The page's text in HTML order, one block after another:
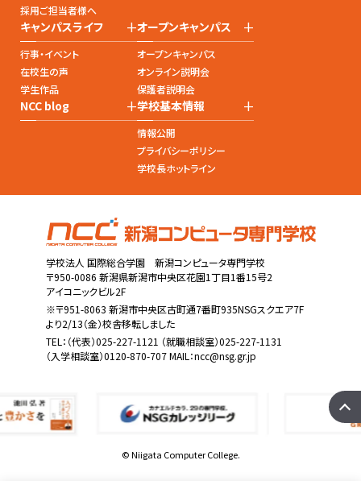
採用ご担当者様へ
キャンパスライフ +
行事・イベント
在校生の声
学生作品
オープンキャンパス +
オープンキャンパス
オンライン説明会
保護者説明会
NCC blog +学校基本情報 +
情報公開
プライバシーポリシー
学校長ホットライン
学校法人 国際総合学園 新潟コンピュータ専門学校
〒950-0086 新潟県新潟市中央区花園1丁目1番15号2
アイコニックビル2F
※〒951-8063 新潟市中央区古町通7番町935NSGスクエア7F
より2/13（金）校舎移転しました
TEL： （代表）025-227-1121 （就職相談室）025-227-1131
（入学相談室）0120-870-707 MAIL：ncc@nsg.gr.jp
© Niigata Computer College.